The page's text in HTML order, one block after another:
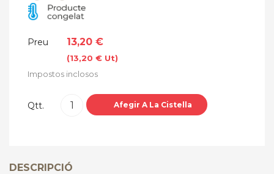
Preu 13,20 €
(13,20 € Ut)
Impostos inclosos
Qtt. Afegir A La Cistella
DESCRIPCIÓ